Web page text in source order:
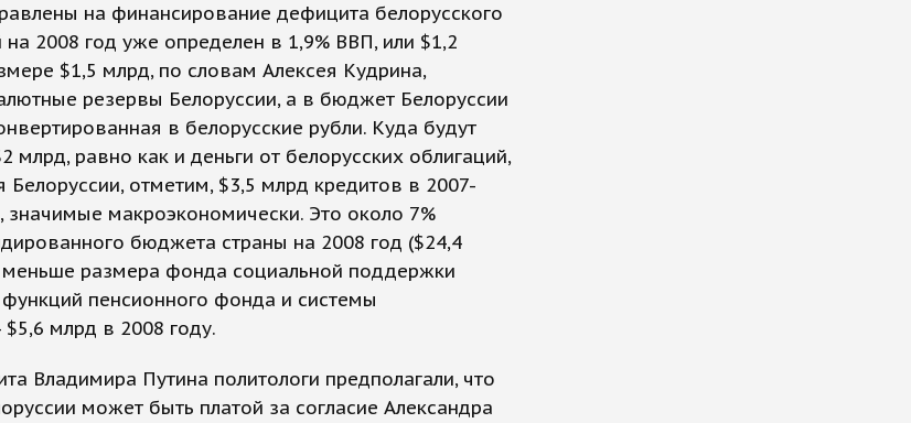
на финансирование дефицита белорусского
2008 год уже определен в 1,9% ВВП, или $1,2
$1,5 млрд, по словам Алексея Кудрина,
резервы Белоруссии, а в бюджет Белоруссии
в белорусские рубли. Куда будут
млрд, равно как и деньги от белорусских облигаций,
Белоруссии, отметим, $3,5 млрд кредитов в 2007-
значимые макроэкономически. Это около 7%
бюджета страны на 2008 год ($24,4
размера фонда социальной поддержки
пенсионного фонда и системы
млрд в 2008 году.
Владимира Путина политологи предполагали, что
может быть платой за согласие Александра